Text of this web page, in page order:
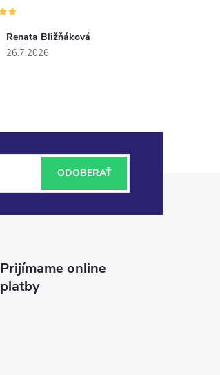
Renata Bližňáková
26.7.2026
ODOBERAŤ
Prijímame online
platby